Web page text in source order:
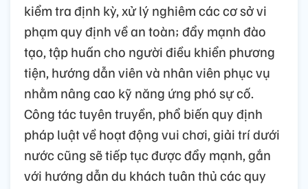
kiểm tra định kỳ, xử lý nghiêm các cơ sở vi
phạm quy định về an toàn; đẩy mạnh đào
tạo, tập huấn cho người điều khiển phương
tiện, hướng dẫn viên và nhân viên phục vụ
nhằm nâng cao kỹ năng ứng phó sự cố.
Công tác tuyên truyền, phổ biến quy định
pháp luật về hoạt động vui chơi, giải trí dưới
nước cũng sẽ tiếp tục được đẩy mạnh, gắn
với hướng dẫn du khách tuân thủ các quy